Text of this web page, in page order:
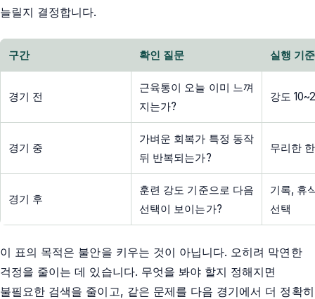
늘릴지 결정합니다.
구간 확인 질문 실행 기준
경기 전
근육통이 오늘 이미 느껴
지는가?
강도
경기 중
가벼운 회복가 특정 동작
뒤 반복되는가?
무리한
경기 후
훈련 강도 기준으로 다음
선택이 보이는가?
기록, 휴
선택
이 표의 목적은 불안을 키우는 것이 아닙니다. 오히려 막연한
걱정을 줄이는 데 있습니다. 무엇을 봐야 할지 정해지면
불필요한 검색을 줄이고, 같은 문제를 다음 경기에서 더 정확히